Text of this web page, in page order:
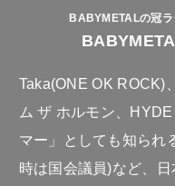
BABYMETALの冠
Taka(ONE OK ROCK)
ム ザ ホルモン、
マー」としても知られ
時は国会議員)など、